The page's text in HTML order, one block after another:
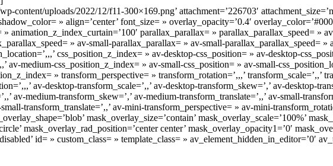
content/uploads/2022/12/f11-300×169.png’ attachment=’226703′
» align=’center’ font_size= » overlay_opacity=’0.4′
animation_z_index_curtain=’100′ parallax_parallax= » parallax_parallax_speed= »
» av-small-parallax_parallax= » av-small-parallax_parallax_speed=
css_position_z_index= » av-desktop-css_position= » av-desktop-
av-medium-css_position_z_index= » av-small-css_position= » av-small-
» transform_perspective= » transform_rotation=’,,,’ transform_scale=’,,’
av-desktop-transform_scale=’,,’ av-desktop-transform_skew=’,’ av-desktop-
av-medium-transform_skew=’,’ av-medium-transform_translate=’,,’ av-small-
transform_translate=’,,’ av-mini-transform_perspective= » av-mini-
mask_overlay_size=’contain’ mask_overlay_scale=’100%’
mask_overlay_rad_position=’center center’ mask_overlay_opacity1=’0′
id= » custom_class= » template_class= » av_element_hidden_in_editor=’0′